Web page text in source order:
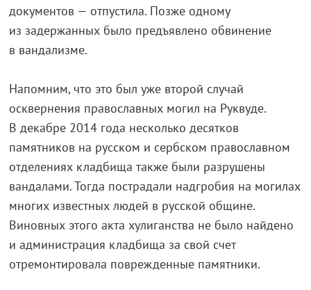
документов — отпустила. Позже одному
из задержанных было предъявлено обвинение
в вандализме.
Напомним, что это был уже второй случай
осквернения православных могил на Руквуде.
В декабре 2014 года несколько десятков
памятников на русском и сербском православном
отделениях кладбища также были разрушены
вандалами. Тогда пострадали надгробия на могилах
многих известных людей в русской общине.
Виновных этого акта хулиганства не было найдено
и администрация кладбища за свой счет
отремонтировала поврежденные памятники.